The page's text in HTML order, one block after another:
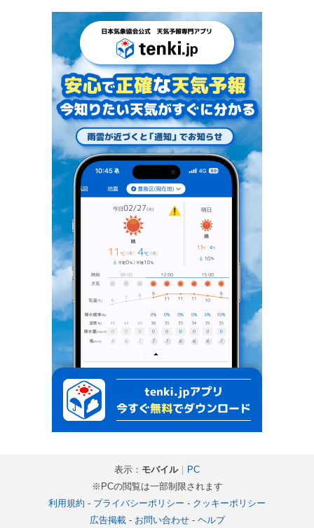
表示： モバイル｜ PC
※PCの閲覧は一部制限されます
利用規約 - プライバシーポリシー - クッキーポリシー
広告掲載- お問い合わせ- ヘルプ